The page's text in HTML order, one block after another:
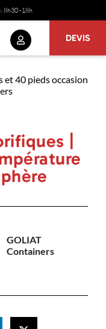
8h30 -18h
DEVIS
|
GOLIAT
Containers